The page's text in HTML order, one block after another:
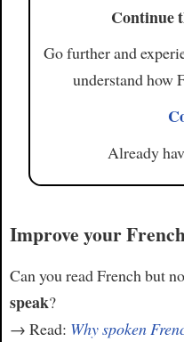
Continue
Go further and
understand how
Already
Improve your
Can you read French but
speak?
→ Read: Why spoken